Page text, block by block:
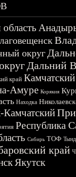
округ
Дальний
край
Амуре Корякия
Находка
Камчатский
Республика
Сибирь ТОФ
край
Якутск